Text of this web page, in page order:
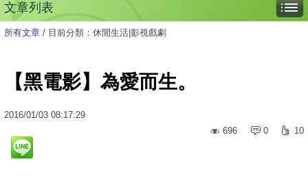
文章列表
所有文章 / 目前分類：休閒生活|影視戲劇
【黑電影】為愛而生。
2016/01/03 08:17:29
696
0 10